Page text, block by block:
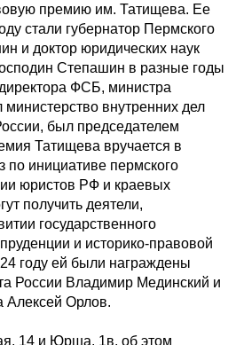
премию им. Татищева. Ее
стали губернатор Пермского
и доктор юридических наук
Степашин в разные годы
ФСБ, министра
министерство внутренних дел
был председателем
Татищева вручается в
по инициативе пермского
юристов РФ и краевых
получить деятели,
государственного
и историко-правовой
году ей были награждены
России Владимир Мединский и
Алексей Орлов.
14 и Юрша, 1в, об этом